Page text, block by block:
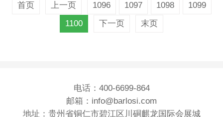
首页 上一页 1096 1097 1098
1099
1100
下一页 末页
电话：400-6699-864
邮箱：info@barlosi.com
地址：贵州省铜仁市碧江区川硐麒龙国际会展城